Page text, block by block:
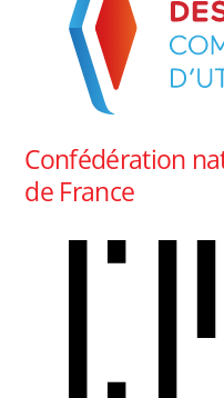
Confédération
de France